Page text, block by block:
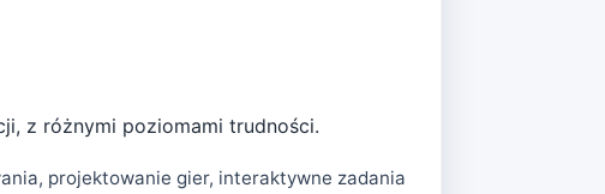
z różnymi poziomami trudności.
projektowanie gier, interaktywne zadania